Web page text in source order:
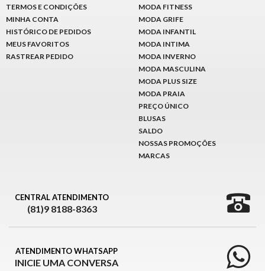
TERMOS E CONDIÇÕES
MINHA CONTA
HISTÓRICO DE PEDIDOS
MEUS FAVORITOS
RASTREAR PEDIDO
MODA FITNESS
MODA GRIFE
MODA INFANTIL
MODA INTIMA
MODA INVERNO
MODA MASCULINA
MODA PLUS SIZE
MODA PRAIA
PREÇO ÚNICO
BLUSAS
SALDO
NOSSAS PROMOÇÕES
MARCAS
CENTRAL ATENDIMENTO
(81)9 8188-8363
ATENDIMENTO WHATSAPP
INICIE UMA CONVERSA